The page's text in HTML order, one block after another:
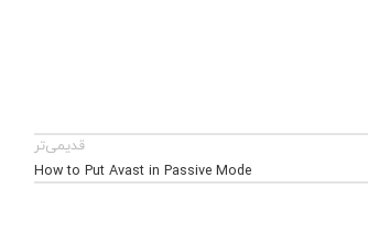
قدیمی‌تر
How to Put Avast in Passive Mode